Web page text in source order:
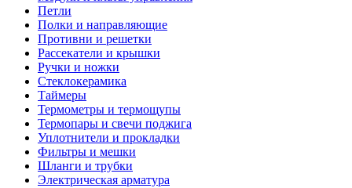
Петли
Полки и направляющие
Противни и решетки
Рассекатели и крышки
Ручки и ножки
Стеклокерамика
Таймеры
Термометры и термощупы
Термопары и свечи поджига
Уплотнители и прокладки
Фильтры и мешки
Шланги и трубки
Электрическая арматура